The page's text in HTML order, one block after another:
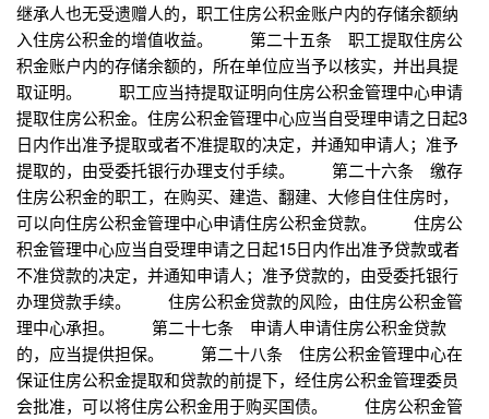
继承人也无受遗赠人的，职工住房公积金账户内的存储余额纳
入住房公积金的增值收益。 第二十五条 职工提取住房公
积金账户内的存储余额的，所在单位应当予以核实，并出具提
取证明。 职工应当持提取证明向住房公积金管理中心申请
提取住房公积金。住房公积金管理中心应当自受理申请之日起3
日内作出准予提取或者不准提取的决定，并通知申请人；准予
提取的，由受委托银行办理支付手续。 第二十六条 缴存
住房公积金的职工，在购买、建造、翻建、大修自住住房时，
可以向住房公积金管理中心申请住房公积金贷款。 住房公
积金管理中心应当自受理申请之日起15日内作出准予贷款或者
不准贷款的决定，并通知申请人；准予贷款的，由受委托银行
办理贷款手续。 住房公积金贷款的风险，由住房公积金管
理中心承担。 第二十七条 申请人申请住房公积金贷款
的，应当提供担保。 第二十八条 住房公积金管理中心在
保证住房公积金提取和贷款的前提下，经住房公积金管理委员
会批准，可以将住房公积金用于购买国债。 住房公积金管